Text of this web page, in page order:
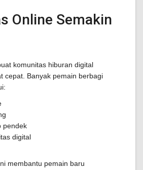
Online Semakin
komunitas hiburan digital
cepat. Banyak pemain berbagi
pendek
digital
membantu pemain baru